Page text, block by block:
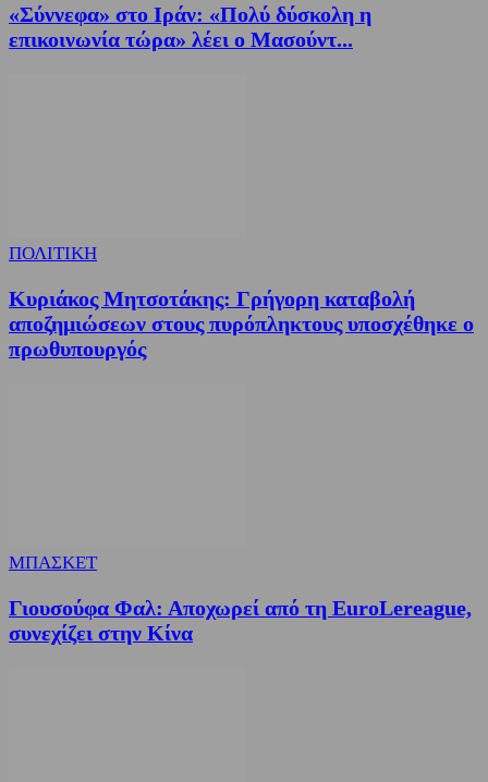
«Σύννεφα» στο Ιράν: «Πολύ δύσκολη η
επικοινωνία τώρα» λέει ο Μασούντ...
ΠΟΛΙΤΙΚΗ
Κυριάκος Μητσοτάκης: Γρήγορη καταβολή
αποζημιώσεων στους πυρόπληκτους υποσχέθηκε ο
πρωθυπουργός
ΜΠΑΣΚΕΤ
Γιουσούφα Φαλ: Αποχωρεί από τη EuroLereague,
συνεχίζει στην Κίνα